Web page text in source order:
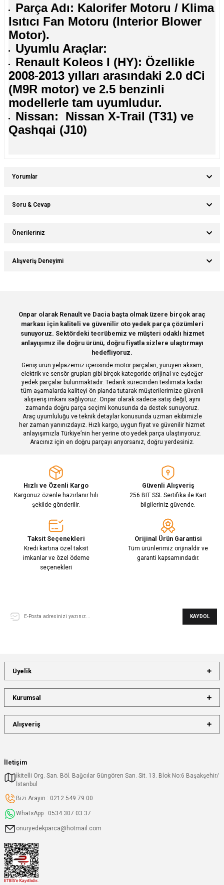
Parça Adı: Kalorifer Motoru / Klima
Isıtıcı Fan Motoru (Interior Blower
Motor).
Uyumlu Araçlar:
Renault Koleos I (HY): Özellikle
2008-2013 yılları arasındaki 2.0 dCi
(M9R motor) ve 2.5 benzinli
modellerle tam uyumludur.
Nissan: Nissan X-Trail (T31) ve
Qashqai (J10)
Yorumlar
Soru & Cevap
Önerileriniz
Bu ürünün fiyat bilgisi, resim, ürün açıklamalarında ve diğer konularda
yetersiz gördüğünüz noktaları öneri formunu kullanarak tarafımıza
Ürün resmi kalitesiz, bozuk veya görüntülenemiyor.
Ürün açıklamasında eksik bilgiler bulunuyor.
Ürün bilgilerinde hatalar bulunuyor.
Ürün fiyatı diğer sitelerden daha pahalı.
Bu ürüne benzer farklı alternatifler olmalı.
Gönder
Alışveriş Deneyimi
Deneyimini Paylaş
Onpar olarak Renault ve Dacia başta olmak üzere birçok araç
markası için kaliteli ve güvenilir oto yedek parça çözümleri
sunuyoruz. Sektördeki tecrübemiz ve müşteri odaklı hizmet
anlayışımız ile doğru ürünü, doğru fiyatla sizlere ulaştırmayı
hedefliyoruz.
Geniş ürün yelpazemiz içerisinde motor parçaları, yürüyen aksam,
elektrik ve sensör grupları gibi birçok kategoride orijinal ve eşdeğer
yedek parçalar bulunmaktadır. Tedarik sürecinden teslimata kadar
tüm aşamalarda kaliteyi ön planda tutarak müşterilerimize güvenli
alışveriş imkanı sağlıyoruz. Onpar olarak sadece satış değil, aynı
zamanda doğru parça seçimi konusunda da destek sunuyoruz.
Araç uyumluluğu ve teknik detaylar konusunda uzman ekibimizle
her zaman yanınızdayız. Hızlı kargo, uygun fiyat ve güvenilir hizmet
anlayışımızla Türkiye’nin her yerine oto yedek parça ulaştırıyoruz.
Aracınız için en doğru parçayı arıyorsanız, doğru yerdesiniz.
Hızlı ve Özenli Kargo
Kargonuz özenle hazırlanır hılı
şekilde gönderilir.
Güvenli Alışveriş
256 BIT SSL Sertifika ile Kart
bilgileriniz güvende.
Taksit Seçenekleri
Kredi kartına özel taksit
imkanlar ve özel ödeme
seçenekleri
Orijinal Ürün Garantisi
Tüm ürünlerimiz orijinaldir ve
garanti kapsamındadır.
KAYDOL
İletişim
İkitelli Org. San. Böl. Bağcılar Güngören San. Sit. 13. Blok No:6 Başakşehir/
İstanbul
Bizi Arayın : 0212 549 79 00
WhatsApp : 0534 307 03 37
onuryedekparca@hotmail.com
Üyelik
Kurumsal
Alışveriş